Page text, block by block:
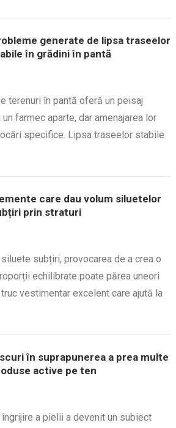
generate de lipsa traseelor
în grădini în pantă
terenuri în pantă oferă un peisaj
farmec aparte, dar amenajarea lor
specifice. Lipsa traseelor stabile
care dau volum siluetelor
prin straturi
subțiri, provocarea de a crea o
echilibrate poate părea uneori
vestimentar excelent care ajută la
în suprapunerea a prea multe
active pe ten
a pielii a devenit un subiect